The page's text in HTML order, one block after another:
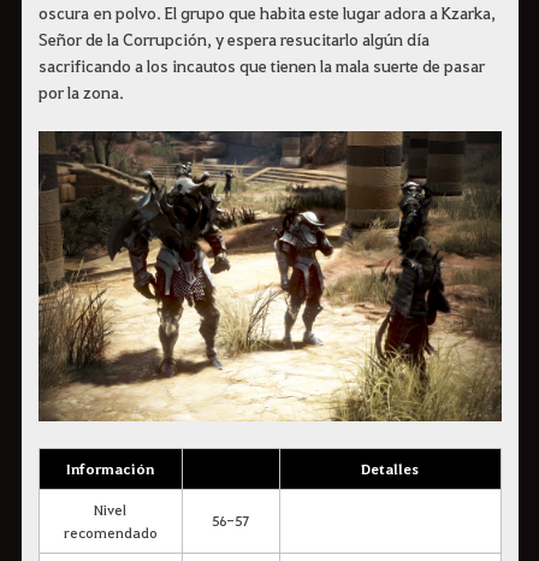
oscura en polvo. El grupo que habita este lugar adora a Kzarka,
Señor de la Corrupción, y espera resucitarlo algún día
sacrificando a los incautos que tienen la mala suerte de pasar
por la zona.
Información Detalles
Nivel
recomendado
56-57